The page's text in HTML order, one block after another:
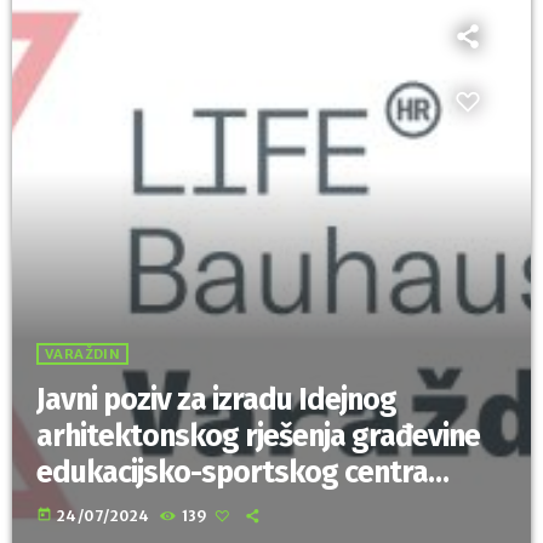
VARAŽDIN
Javni poziv za izradu Idejnog
arhitektonskog rješenja građevine
edukacijsko-sportskog centra
„Beli Kipi“
today 24/07/2024 139